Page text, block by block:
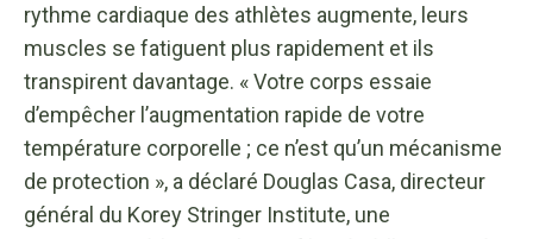
rythme cardiaque des athlètes augmente, leurs
muscles se fatiguent plus rapidement et ils
transpirent davantage. « Votre corps essaie
d’empêcher l’augmentation rapide de votre
température corporelle ; ce n’est qu’un mécanisme
de protection », a déclaré Douglas Casa, directeur
général du Korey Stringer Institute, une